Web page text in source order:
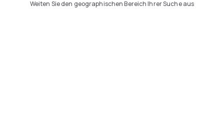
Weiten Sie den geographischen Bereich Ihrer Suche aus